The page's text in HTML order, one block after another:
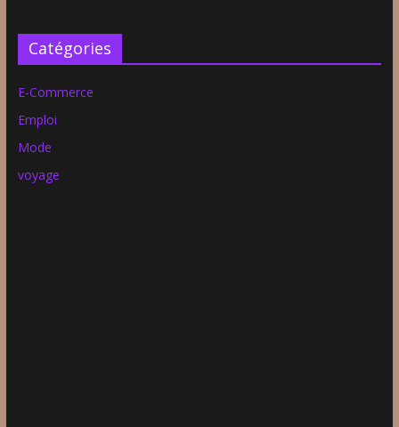
Catégories
E-Commerce
Emploi
Mode
voyage